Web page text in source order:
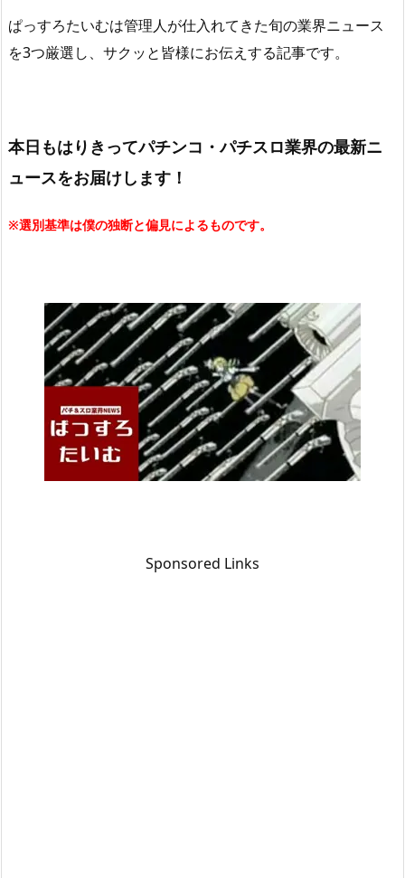
ぱっすろたいむは管理人が仕入れてきた旬の業界ニュース
を3つ厳選し、サクッと皆様にお伝えする記事です。
本日もはりきってパチンコ・パチスロ業界の最新ニ
ュースをお届けします！
※選別基準は僕の独断と偏見によるものです。
Sponsored Links